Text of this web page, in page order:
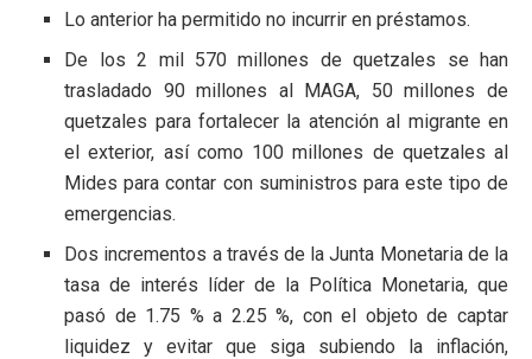
Lo anterior ha permitido no incurrir en préstamos.
De los 2 mil 570 millones de quetzales se han
trasladado 90 millones al MAGA, 50 millones de
quetzales para fortalecer la atención al migrante en
el exterior, así como 100 millones de quetzales al
Mides para contar con suministros para este tipo de
emergencias.
Dos incrementos a través de la Junta Monetaria de la
tasa de interés líder de la Política Monetaria, que
pasó de 1.75 % a 2.25 %, con el objeto de captar
liquidez y evitar que siga subiendo la inflación,